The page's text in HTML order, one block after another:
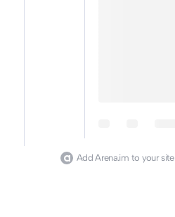
Add Arena.im to your site